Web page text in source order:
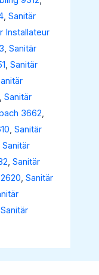
,Sanitär
Installateur
,Sanitär
,Sanitär
,Sanitär
3662,
,Sanitär
Sanitär
,Sanitär
,Sanitär
Sanitär